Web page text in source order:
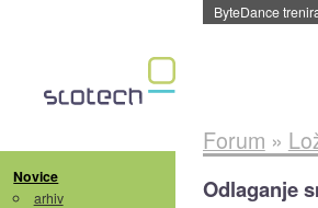
ByteDance
Novice
arhiv
Forum »
Odlaganje